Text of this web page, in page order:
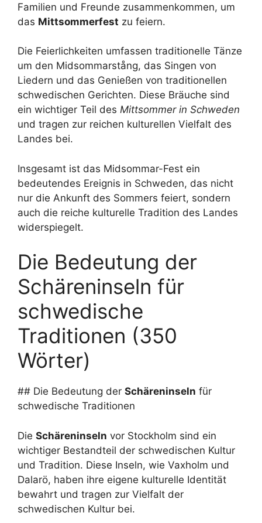
Familien und Freunde zusammenkommen, um
das Mittsommerfest zu feiern.
Die Feierlichkeiten umfassen traditionelle Tänze
um den Midsommarstång, das Singen von
Liedern und das Genießen von traditionellen
schwedischen Gerichten. Diese Bräuche sind
ein wichtiger Teil des Mittsommer in Schweden
und tragen zur reichen kulturellen Vielfalt des
Landes bei.
Insgesamt ist das Midsommar-Fest ein
bedeutendes Ereignis in Schweden, das nicht
nur die Ankunft des Sommers feiert, sondern
auch die reiche kulturelle Tradition des Landes
widerspiegelt.
Die Bedeutung der
Schäreninseln für
schwedische
Traditionen (350
Wörter)
## Die Bedeutung der Schäreninseln für
schwedische Traditionen
Die Schäreninseln vor Stockholm sind ein
wichtiger Bestandteil der schwedischen Kultur
und Tradition. Diese Inseln, wie Vaxholm und
Dalarö, haben ihre eigene kulturelle Identität
bewahrt und tragen zur Vielfalt der
schwedischen Kultur bei.